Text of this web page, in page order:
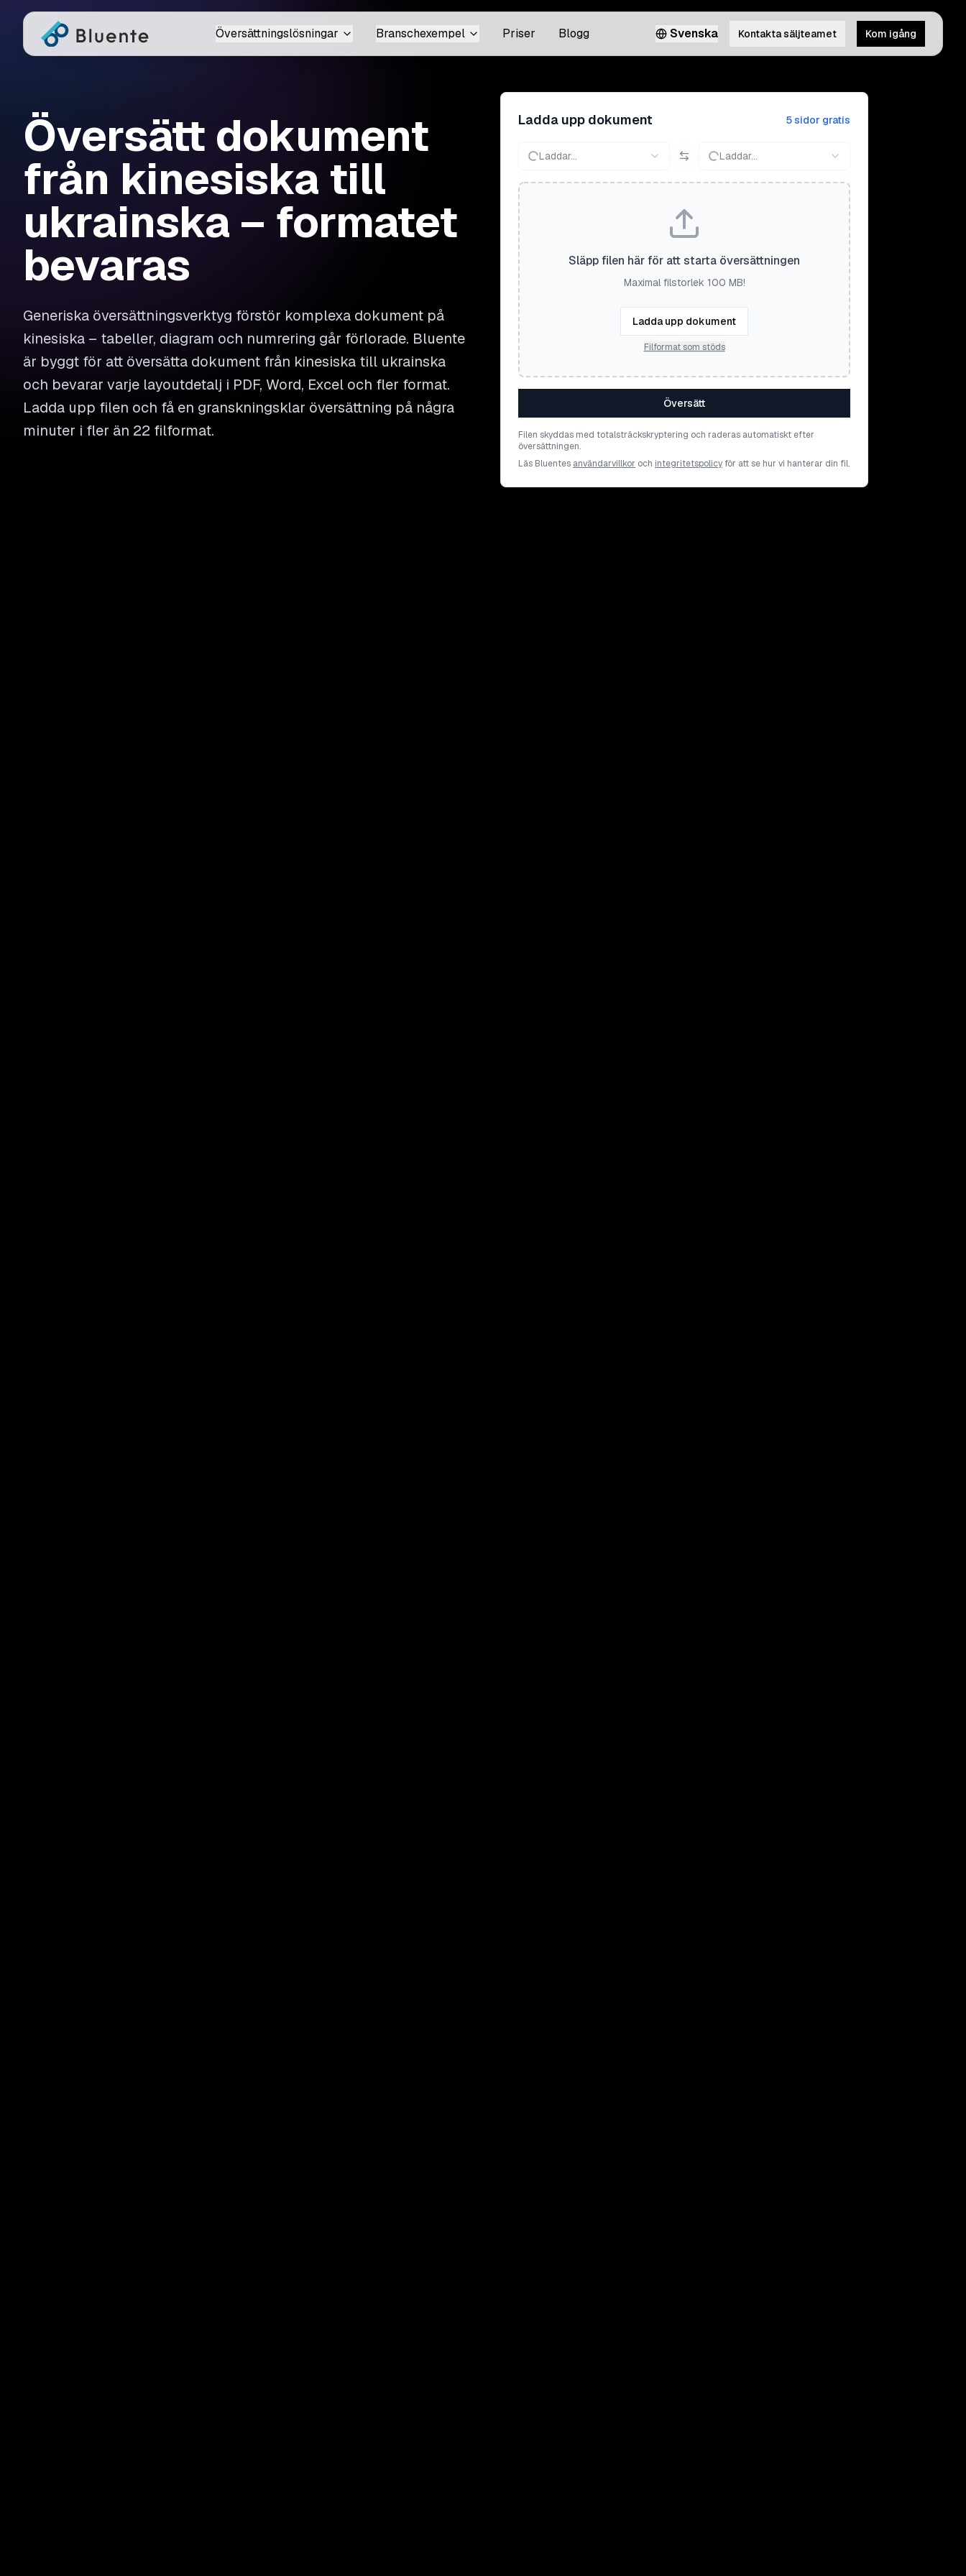
Översättningslösningar Branschexempel Priser Blogg Svenska Kontakta säljteamet Kom igång
Översätt dokument
från kinesiska till
ukrainska – formatet
bevaras
Generiska översättningsverktyg förstör komplexa dokument på
kinesiska – tabeller, diagram och numrering går förlorade. Bluente
är byggt för att översätta dokument från kinesiska till ukrainska
och bevarar varje layoutdetalj i PDF, Word, Excel och fler format.
Ladda upp filen och få en granskningsklar översättning på några
minuter i fler än 22 filformat.
Ladda upp dokument 5 sidor gratis
Laddar... Laddar...
Släpp filen här för att starta översättningen
Maximal filstorlek 100 MB!
Ladda upp dokument
Filformat som stöds
Översätt
Filen skyddas med totalsträckskryptering och raderas automatiskt efter
översättningen.
Läs Bluentes användarvillkor och integritetspolicy för att se hur vi hanterar din fil.